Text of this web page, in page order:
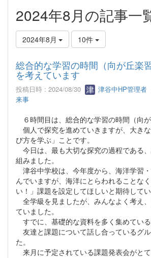
2024年8月の記事一
2024年8月 10件
総合的な学習の時間（向が丘
を考えています
投稿日時 : 2024/08/30 津谷中HP管理者
来事
６時間目は、総合的な学習の時間（向が
個人で探究を進めていきますが、大き
び方を学ぶ」ことです。
今日は、最も大切な探究の過程である
組みました。
津谷中学校は、今年度から、海洋学習
んでいますが、海洋にとらわれることな
い！」課題を設定してほしいと期待してい
全学級を見ましたが、みんなよく考え
ていました。
すでに、基礎的な資料を多く集めている
友達と課題について話し合っているグ
た。
来月に予定されている課題発表会がとて